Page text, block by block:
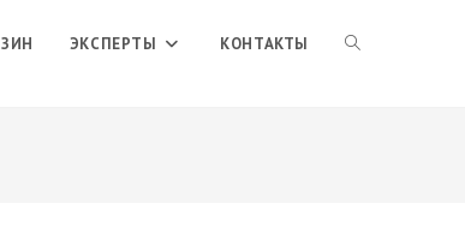
ЭКСПЕРТЫ КОНТАКТЫ ПЕРЕКЛЮЧИТЬ